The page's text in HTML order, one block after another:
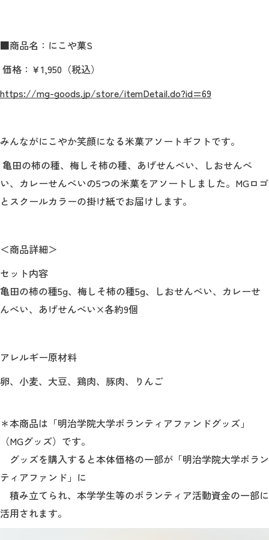
■商品名：にこや菓S
価格：￥1,950 （税込）
https://mg-goods.jp/store/itemDetail.do?id=69
みんながにこやか笑顔になる米菓アソートギフトです。
亀田の柿の種、梅しそ柿の種、あげせんべい、しおせんべ
い、カレーせんべいの5つの米菓をアソートしました。 MGロゴ
とスクールカラーの掛け紙でお届けします。
＜商品詳細＞
セット内容
亀田の柿の種5g、梅しそ柿の種5g、しおせんべい、カレーせ
んべい、あげせんべい×各約9個
アレルギー原材料
卵、小麦、大豆、鶏肉、豚肉、りんご
＊本商品は「明治学院大学ボランティアファンドグッズ」
（MGグッズ）です。
グッズを購入すると本体価格の一部が「明治学院大学ボラン
ティアファンド」に
積み立てられ、本学学生等のボランティア活動資金の一部に
活用されます。